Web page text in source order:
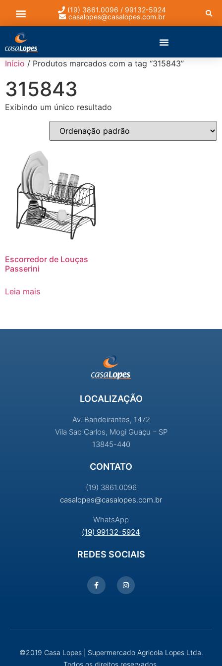
(19) 3861.0096 / 99132-5924
casalopes@casalopes.com.br
Início / Produtos marcados com a tag “315843”
315843
Exibindo um único resultado
Escorredor de Louças
Passerini
Leia mais
LOCALIZAÇÃO
Av. Bandeirantes, 1472
Vila Sao Carlos, Mogi Guaçu – SP
13845-440
CONTATO
(19) 3861.0096
casalopes@casalopes.com.br
WhatsApp
(19) 99132-5924
REDES SOCIAIS
©2019 Casa Lopes | Supermercado Agricola Lopes Ltda.